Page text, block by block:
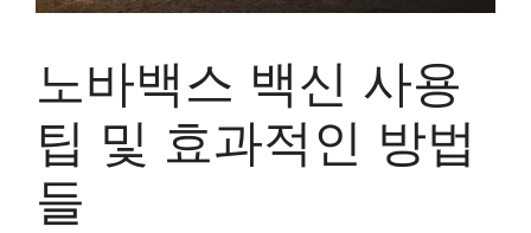
노바백스 백신 사용
팁 및 효과적인 방법
들